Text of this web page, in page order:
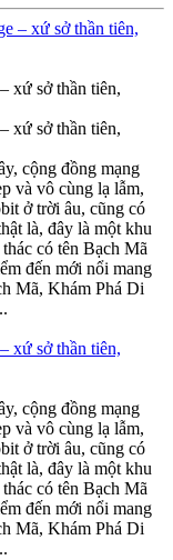
xứ sở thần tiên,
xứ sở thần tiên,
cộng đồng mạng
và vô cùng lạ lẫm,
ở trời âu, cũng có
là, đây là một khu
có tên Bạch Mã
đến mới nổi mang
Mã, Khám Phá Di
xứ sở thần tiên,
cộng đồng mạng
và vô cùng lạ lẫm,
ở trời âu, cũng có
là, đây là một khu
có tên Bạch Mã
đến mới nổi mang
Mã, Khám Phá Di